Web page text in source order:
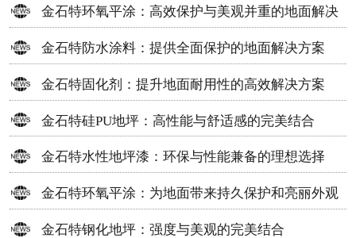
金石特环氧平涂：高效保护与美观并重的地面解决
方案
金石特防水涂料：提供全面保护的地面解决方案
金石特固化剂：提升地面耐用性的高效解决方案
金石特硅PU地坪：高性能与舒适感的完美结合
金石特水性地坪漆：环保与性能兼备的理想选择
金石特环氧平涂：为地面带来持久保护和亮丽外观
金石特钢化地坪：强度与美观的完美结合